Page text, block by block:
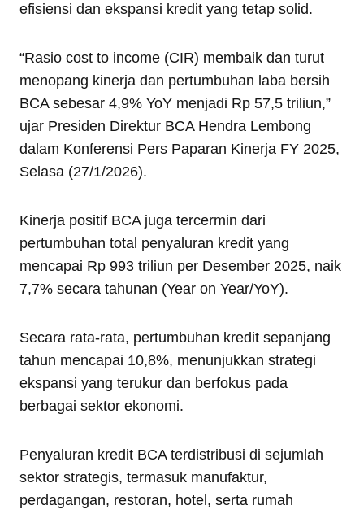
efisiensi dan ekspansi kredit yang tetap solid.
“Rasio cost to income (CIR) membaik dan turut
menopang kinerja dan pertumbuhan laba bersih
BCA sebesar 4,9% YoY menjadi Rp 57,5 triliun,”
ujar Presiden Direktur BCA Hendra Lembong
dalam Konferensi Pers Paparan Kinerja FY 2025,
Selasa (27/1/2026).
Kinerja positif BCA juga tercermin dari
pertumbuhan total penyaluran kredit yang
mencapai Rp 993 triliun per Desember 2025, naik
7,7% secara tahunan (Year on Year/YoY).
Secara rata-rata, pertumbuhan kredit sepanjang
tahun mencapai 10,8%, menunjukkan strategi
ekspansi yang terukur dan berfokus pada
berbagai sektor ekonomi.
Penyaluran kredit BCA terdistribusi di sejumlah
sektor strategis, termasuk manufaktur,
perdagangan, restoran, hotel, serta rumah